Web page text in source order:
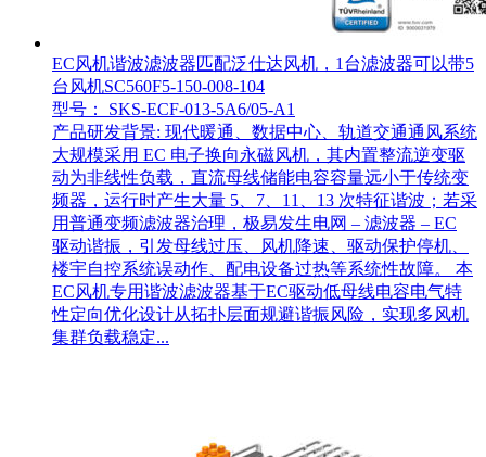
EC风机谐波滤波器匹配泛仕达风机，1台滤波器可以带5
台风机SC560F5-150-008-104
型号： SKS-ECF-013-5A6/05-A1
产品研发背景: 现代暖通、数据中心、轨道交通通风系统
大规模采用 EC 电子换向永磁风机，其内置整流逆变驱
动为非线性负载，直流母线储能电容容量远小于传统变
频器，运行时产生大量 5、7、11、13 次特征谐波；若采
用普通变频滤波器治理，极易发生电网 – 滤波器 – EC
驱动谐振，引发母线过压、风机降速、驱动保护停机、
楼宇自控系统误动作、配电设备过热等系统性故障。 本
EC风机专用谐波滤波器基于EC驱动低母线电容电气特
性定向优化设计从拓扑层面规避谐振风险，实现多风机
集群负载稳定...